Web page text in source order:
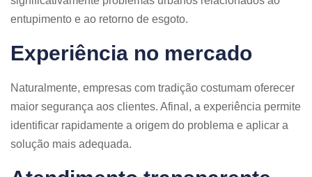
entupimento e ao retorno de esgoto.
Experiência no mercado
Naturalmente, empresas com tradição costumam oferecer
maior segurança aos clientes. Afinal, a experiência permite
identificar rapidamente a origem do problema e aplicar a
solução mais adequada.